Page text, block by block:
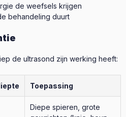
de weefsels krijgen
behandeling duurt
de ultrasond zijn werking heeft:
Toepassing
Diepe spieren, grote